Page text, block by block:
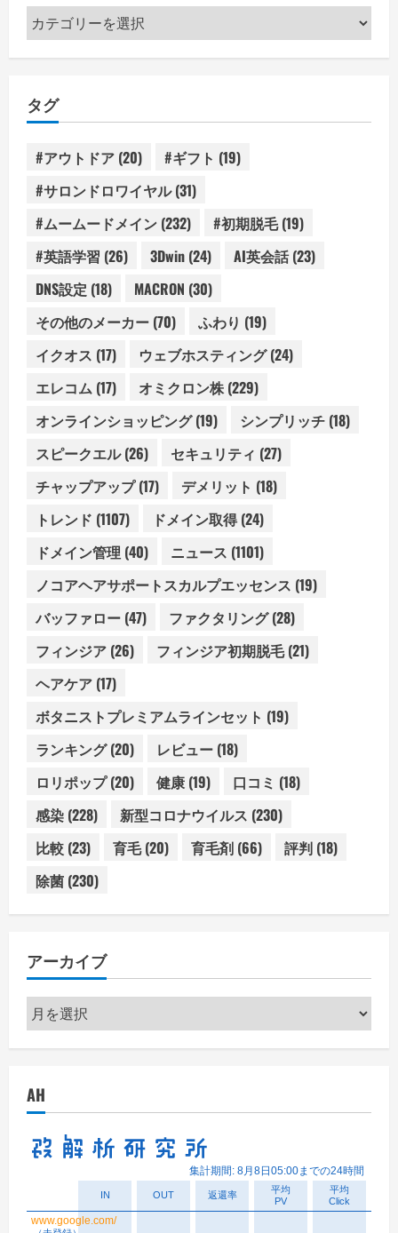
カ
テ
ー
タグ
#アウトドア (20) #ギフト (19)
#サロンドロワイヤル(31)
#ムームードメイン (232) #初期脱毛(19)
#英語学習 (26) 3Dwin (24) AI英会話(23)
DNS設定 (18) MACRON (30)
その他のメーカー (70) ふわり (19)
イクオス (17) ウェブホスティング(24)
エレコム (17) オミクロン株 (229)
オンラインショッピング(19) シンプリッチ (18)
スピークエル(26) セキュリティ (27)
チャップアップ(17) デメリット (18)
トレンド (1107) ドメイン取得(24)
ドメイン管理 (40) ニュース (1101)
ノコアヘアサポートスカルプエッセンス (19)
バッファロー (47) ファクタリング(28)
フィンジア (26) フィンジア初期脱毛(21)
ヘアケア (17)
ボタニストプレミアムラインセット (19)
ランキング(20) レビュー (18)
ロリポップ(20) 健康 (19) 口コミ (18)
感染 (228) 新型コロナウイルス (230)
比較 (23) 育毛(20) 育毛剤 (66) 評判 (18)
除菌 (230)
アーカイブ
ア
ー
ブ
AH